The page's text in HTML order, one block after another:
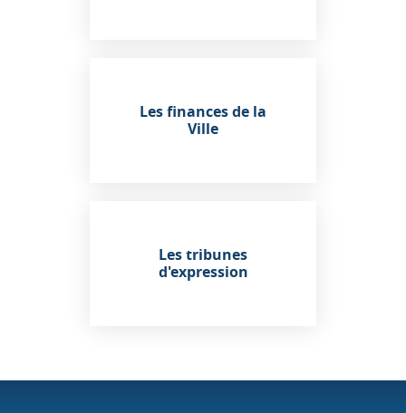
Les finances de la
Ville
Les tribunes
d'expression